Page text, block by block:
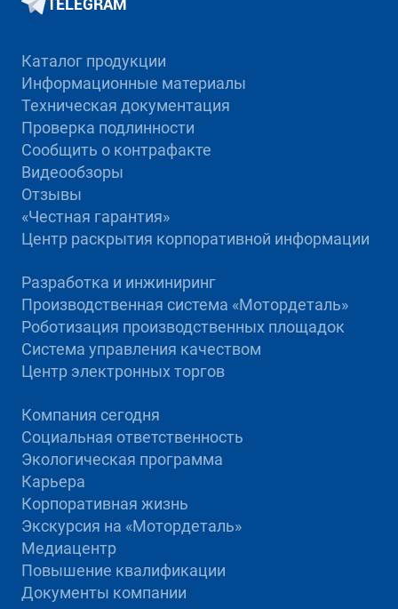
TELEGRAM
Каталог продукции
Информационные материалы
Техническая документация
Проверка подлинности
Сообщить о контрафакте
Видеообзоры
Отзывы
«Честная гарантия»
Центр раскрытия корпоративной информации
Разработка и инжиниринг
Производственная система «Mотордеталь»
Роботизация производственных площадок
Система управления качеством
Центр электронных торгов
Компания сегодня
Социальная ответственность
Экологическая программа
Карьера
Корпоративная жизнь
Экскурсия на «Мотордеталь»
Медиацентр
Повышение квалификации
Документы компании